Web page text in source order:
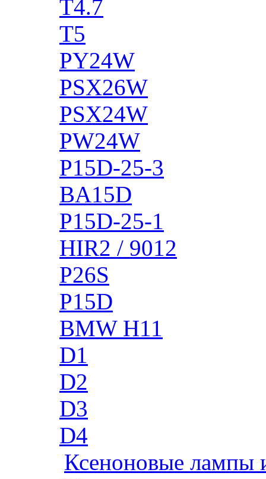
T4.7
T5
PY24W
PSX26W
PSX24W
PW24W
P15D-25-3
BA15D
P15D-25-1
HIR2 / 9012
P26S
P15D
BMW H11
D1
D2
D3
D4
Ксеноновые лампы